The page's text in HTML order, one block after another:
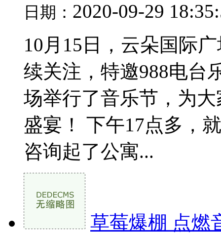
日期： 2020-09-29
10月15日，云朵国际
续关注，特邀988电台
场举行了音乐节，为
盛宴！ 下午17点多，
咨询起了公寓...
草莓爆棚 点燃